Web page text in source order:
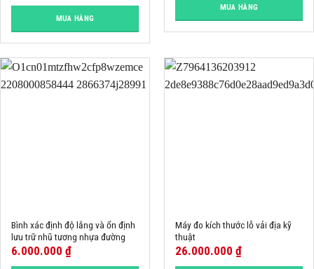
MUA HÀNG
MUA HÀNG
Bình xác định độ lắng và ổn định
lưu trữ nhũ tương nhựa đường
6.000.000 ₫
Máy đo kích thước lỗ vải địa kỹ
thuật
26.000.000 ₫